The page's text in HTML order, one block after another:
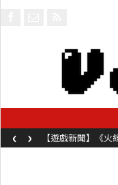
【遊戲新聞】《
容同時系舊作限時
‹ ›